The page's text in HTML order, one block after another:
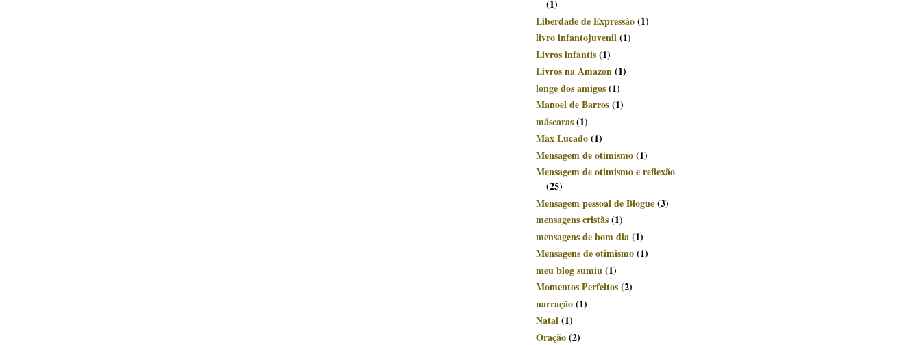
(1)
Liberdade de Expressão(1)
livro infantojuvenil(1)
Livros infantis(1)
Livros na Amazon(1)
longe dos amigos(1)
Manoel de Barros(1)
máscaras(1)
Max Lucado(1)
Mensagem de otimismo(1)
Mensagem de otimismo e reflexão
(25)
Mensagem pessoal de Blogue(3)
mensagens cristãs(1)
mensagens de bom dia(1)
Mensagens de otimismo(1)
meu blog sumiu(1)
Momentos Perfeitos(2)
narração(1)
Natal(1)
Oração(2)